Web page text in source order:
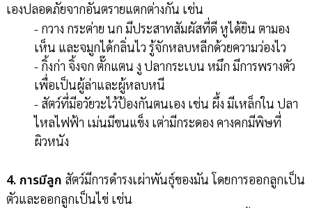
เองปลอดภัยจากอันตรายแตกต่างกัน เช่น
- กวาง กระต่าย นก มีประสาทสัมผัสที่ดี หูได้ยิน ตามอง
เห็น และจมูกได้กลิ่นไว รู้จักหลบหลีกด้วยความว่องไว
- กิ้งก่า จิ้งจก ตั๊กแตน งู ปลากระเบน หมึก มีการพรางตัว
เพื่อเป็นผู้ล่าและผู้หลบหนี
- สัตว์ที่มีอวัยวะไว้ป้องกันตนเอง เช่น ผึ้ง มีเหล็กใน ปลา
ไหลไฟฟ้า เม่นมีขนแข็ง เต่ามีกระดอง คางคกมีพิษที่
ผิวหนัง
4. การมีลูก สัตว์มีการดำรงเผ่าพันธุ์ของมัน โดยการออกลูกเป็น
ตัวและออกลูกเป็นไข่ เช่น